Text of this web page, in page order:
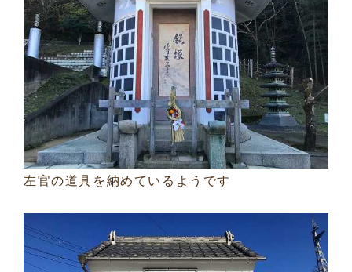
左官の道具を納めているようです